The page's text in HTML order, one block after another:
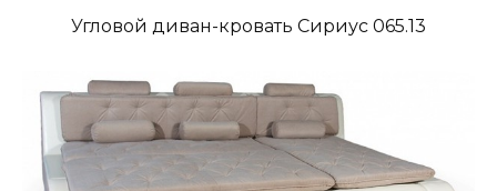
Угловой диван-кровать Сириус 065.13